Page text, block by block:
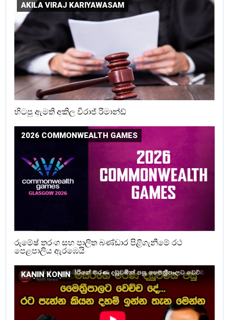
AKILA VIRAJ KARIYAWASAM
හිටපු ඇමති අකිල විරාජ් රිමාන්ඩ්
2026 COMMONWEALTH GAMES
රුමේෂ් තරංග සහ පාලිත බණ්ඩාර පිළිගැනීමේ රථ
පෙළපාලිය ඇරඹෙයි
KAṆIN KOṆIN